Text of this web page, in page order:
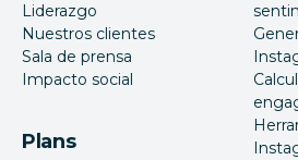
Liderazgo
Nuestros clientes
Sala de prensa
Impacto social
Plans